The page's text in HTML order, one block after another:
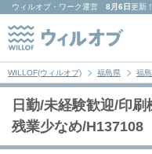
ウィルオブ・ワーク運営 8月6日更新
WILLOF(ウィルオブ) 福島県 福
日勤/未経験歓迎/印
残業少なめ/H137108